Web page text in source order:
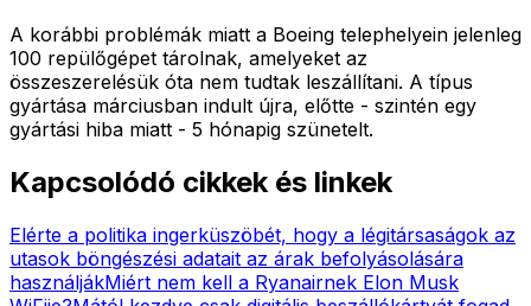
A korábbi problémák miatt a Boeing telephelyein jelenleg
100 repülőgépet tárolnak, amelyeket az
összeszerelésük óta nem tudtak leszállítani. A típus
gyártása márciusban indult újra, előtte - szintén egy
gyártási hiba miatt - 5 hónapig szünetelt.
Kapcsolódó cikkek és linkek
Elérte a politika ingerküszöbét, hogy a légitársaságok az
utasok böngészési adatait az árak befolyásolására
használjákMiért nem kell a Ryanairnek Elon Musk